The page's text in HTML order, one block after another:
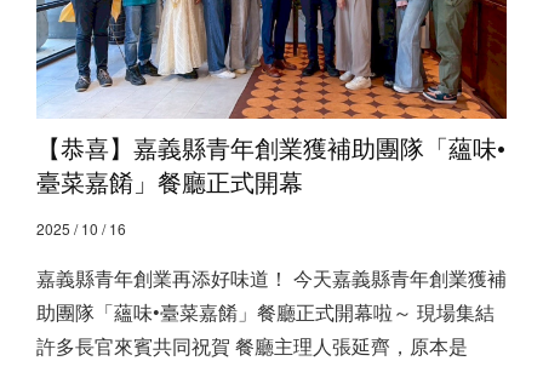
【恭喜】嘉義縣青年創業獲補助團隊「蘊味•
臺菜嘉餚」餐廳正式開幕
2025 / 10 / 16
嘉義縣青年創業再添好味道！ 今天嘉義縣青年創業獲補
助團隊「蘊味•臺菜嘉餚」餐廳正式開幕啦～ 現場集結
許多長官來賓共同祝賀 餐廳主理人張延齊，原本是